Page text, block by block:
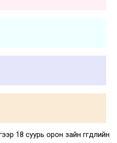
18 суурь орон зайн өгөгдлийн